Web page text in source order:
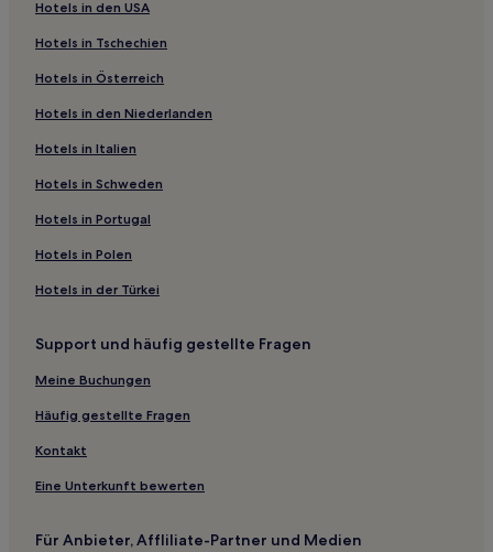
Lgbtqia-Freundliche in Utrecht
Familien nahe Vinkeveense Plassen
Haustierfreundliche nahe Vinkeveense Plassen
Hotels mit inbegriffenem Frühstück nahe Vinkeveense
Hotels nahe Thermen Soesterberg
Hotels nahe Hoog Catharijne
Hotels in den USA
Hotels in Tschechien
Hotels in Österreich
Hotels in den Niederlanden
Hotels in Italien
Hotels in Schweden
Hotels in Portugal
Hotels in Polen
Hotels in der Türkei
Support und häufig gestellte Fragen
Meine Buchungen
Häufig gestellte Fragen
Kontakt
Eine Unterkunft bewerten
Für Anbieter, Affliliate-Partner und Medien